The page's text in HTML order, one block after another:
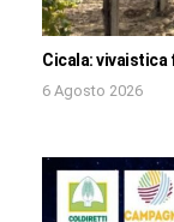
Cicala:
6 Agosto 2026